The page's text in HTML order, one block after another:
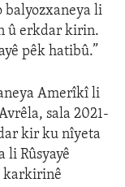
balyozxaneya li
û erkdar kirin.
pêk hatibû.”
Amerîkî li
sala 2021-
kir ku nîyeta
li Rûsyayê
karkirinê